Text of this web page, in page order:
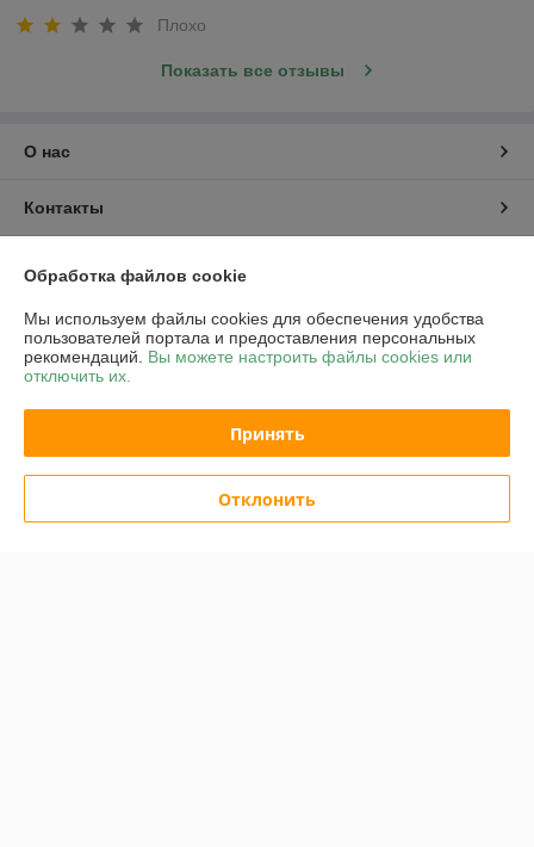
Плохо
Показать все отзывы
О нас
Контакты
График работы
Полная версия сайта
Политика обработки cookies
Обработка файлов cookie
Мы используем файлы cookies для обеспечения удобства
пользователей портала и предоставления персональных
рекомендаций. Вы можете настроить файлы cookies или
отключить их.
Принять
Отклонить